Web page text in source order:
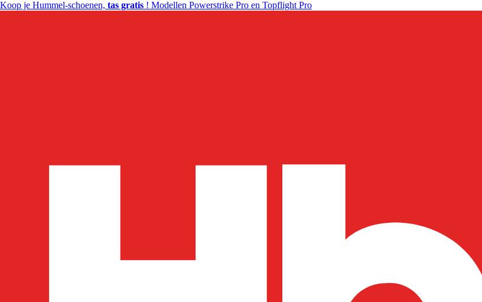
Koop je Hummel-schoenen, tas gratis ! Modellen Powerstrike Pro en Topflight Pro